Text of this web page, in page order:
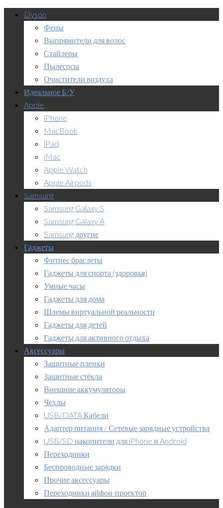
Dyson
Фены
Выпрямители для волос
Стайлеры
Пылесосы
Очистители воздуха
Идеальное Б/У
Apple
iPhone
MacBook
iPad
iMac
Apple Watch
Apple Airpods
Samsung
Samsung Galaxy S
Samsung Galaxy A
Samsung другие
Гаджеты
Фитнес браслеты
Гаджеты для спорта (здоровья)
Умные часы
Гаджеты для дома
Шлемы виртуальной реальности
Гаджеты для детей
Гаджеты для активного отдыха
Аксессуары
Защитные пленки
Защитные стёкла
Внешние аккумуляторы
Чехлы
USB/DATA Кабели
Адаптер питания / Сетевые зарядные устройства
USB/SD накопители для iPhone и Android
Переходники
Беспроводные зарядки
Прочие аксессуары
Переходники айфон-проектор